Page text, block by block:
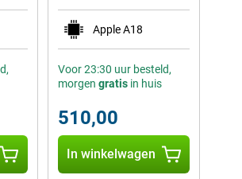
Apple A18
Voor 23:30 uur besteld,
morgen gratisin huis
510,00
In winkelwagen